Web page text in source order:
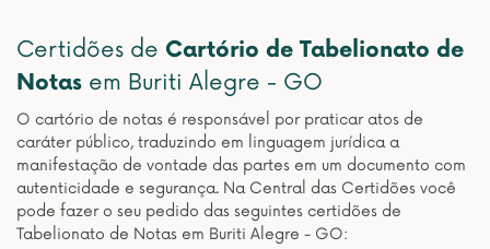
Certidões de Cartório de Tabelionato de
Notas em Buriti Alegre - GO
O cartório de notas é responsável por praticar atos de
caráter público, traduzindo em linguagem jurídica a
manifestação de vontade das partes em um documento com
autenticidade e segurança. Na Central das Certidões você
pode fazer o seu pedido das seguintes certidões de
Tabelionato de Notas em Buriti Alegre - GO: